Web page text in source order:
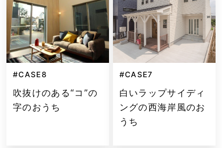
#CASE8
吹抜けのある“コ”の
字のおうち
#CASE7
白いラップサイディ
ングの西海岸風のお
うち